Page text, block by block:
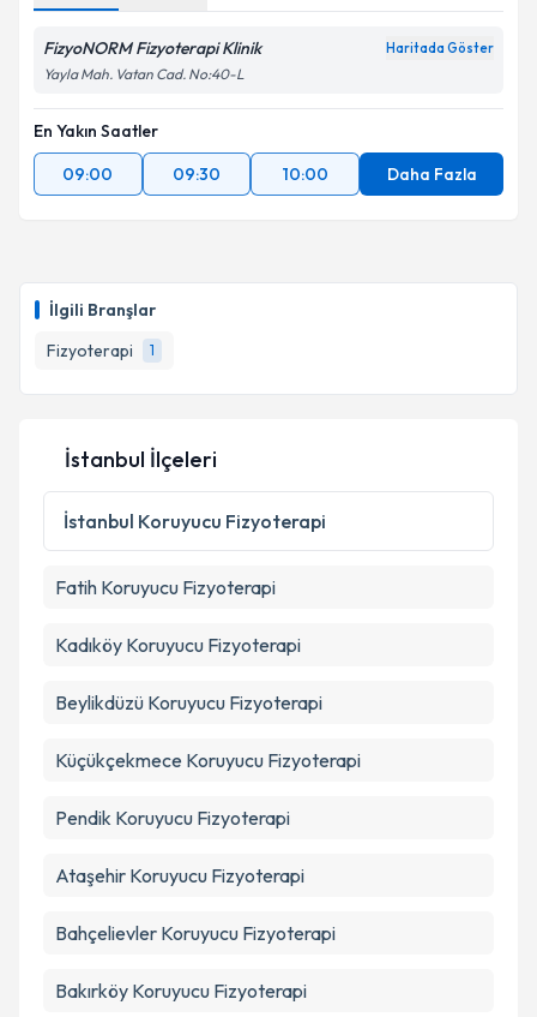
İlgili Branşlar
Fizyoterapi
1
Metni'ni okudum ve kişisel verilerimin belirtilen
Takvim Talebini Gönder
FizyoNORM Fizyoterapi Klinik Haritada Göster
Yayla Mah. Vatan Cad. No:40-L
En Yakın Saatler
09:00
09:30 10:00 Daha Fazla
İstanbul İlçeleri
İstanbul Koruyucu Fizyoterapi
Fatih Koruyucu Fizyoterapi
Kadıköy Koruyucu Fizyoterapi
Beylikdüzü Koruyucu Fizyoterapi
Küçükçekmece Koruyucu Fizyoterapi
Pendik Koruyucu Fizyoterapi
Ataşehir Koruyucu Fizyoterapi
Bahçelievler Koruyucu Fizyoterapi
Bakırköy Koruyucu Fizyoterapi